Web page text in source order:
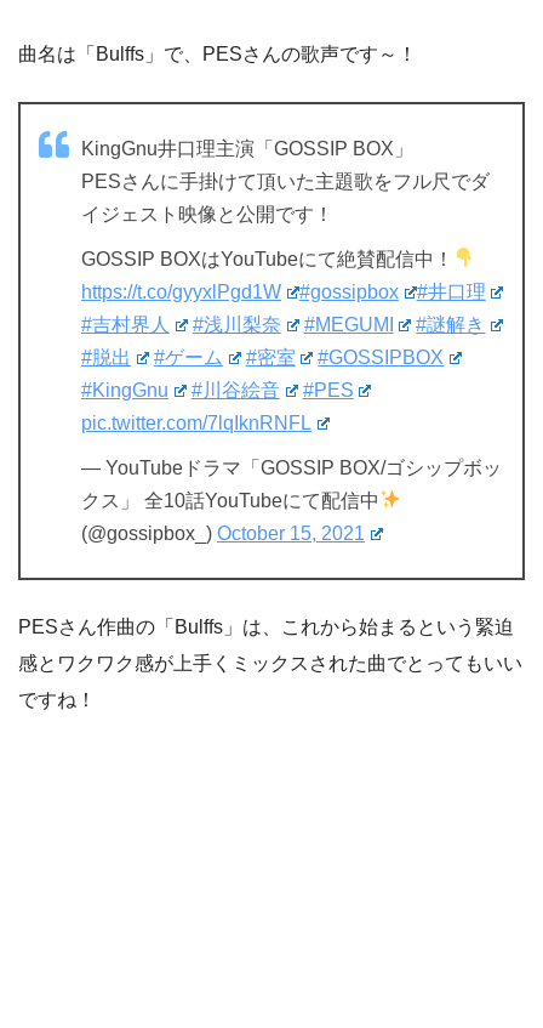
曲名は「Bulffs」で、PESさんの歌声です～！
KingGnu井口理主演「GOSSIP BOX」
PESさんに手掛けて頂いた主題歌をフル尺でダ
イジェスト映像と公開です！
GOSSIP BOXはYouTubeにて絶賛配信中！
https://t.co/gyyxlPgd1W
#gossipbox
#井口理
#吉村界人
#浅川梨奈 #MEGUMI
#謎解き
#脱出
#ゲーム #密室
#GOSSIPBOX
#KingGnu
#川谷絵音
#PES
pic.twitter.com/7lqIknRNFL
— YouTubeドラマ「GOSSIP BOX/ゴシップボッ
クス」 全10話YouTubeにて配信中
(@gossipbox_) October 15, 2021
PESさん作曲の「Bulffs」は、これから始まるという緊迫
感とワクワク感が上手くミックスされた曲でとってもいい
ですね！